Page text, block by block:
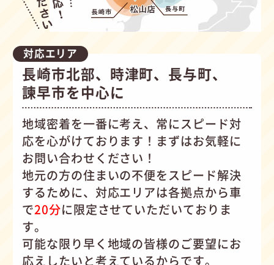
対応エリア
長崎市北部、時津町、長与町、
諫早市を中心に
地域密着を一番に考え、常にスピード対
応を心がけております！まずはお気軽に
お問い合わせください！
地元の方の住まいの不便をスピード解決
するために、対応エリアは各拠点から車
で20分に限定させていただいておりま
す。
可能な限り早く地域の皆様のご要望にお
応えしたいと考えているからです。